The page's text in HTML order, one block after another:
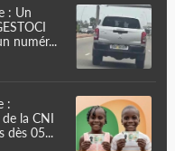
: Un
numér...
:
la CNI
dès 05...